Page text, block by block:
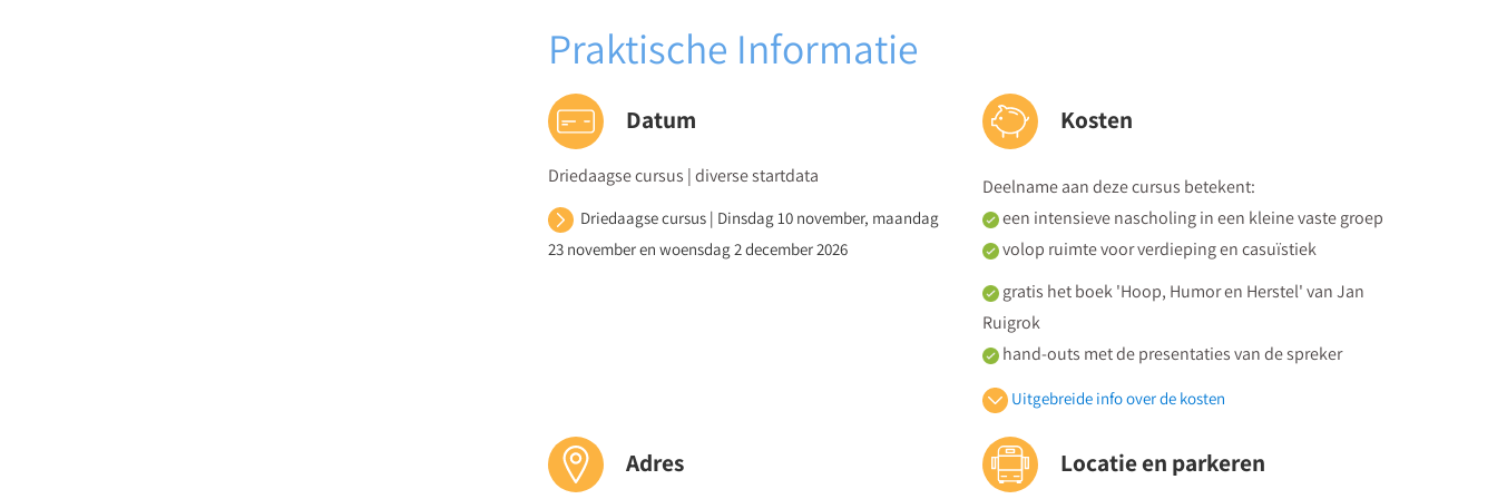
Praktische Informatie
Datum
Driedaagse cursus | diverse startdata
Driedaagse cursus | Dinsdag 10 november, maandag
23 november en woensdag 2 december 2026
Kosten
Deelname aan deze cursus betekent:
een intensieve nascholing in een kleine vaste groep
volop ruimte voor verdieping en casuïstiek
gratis het boek 'Hoop, Humor en Herstel' van Jan
Ruigrok
hand-outs met de presentaties van de spreker
een persoonlijk certificaat van deelname
de hele dag koffie, thee en versnaperingen plús een
uitgebreide lunch
De prijs bedraagt 1550 euro (vrijgesteld van btw) per
Uitgebreide info over de kosten
Adres Locatie en parkeren